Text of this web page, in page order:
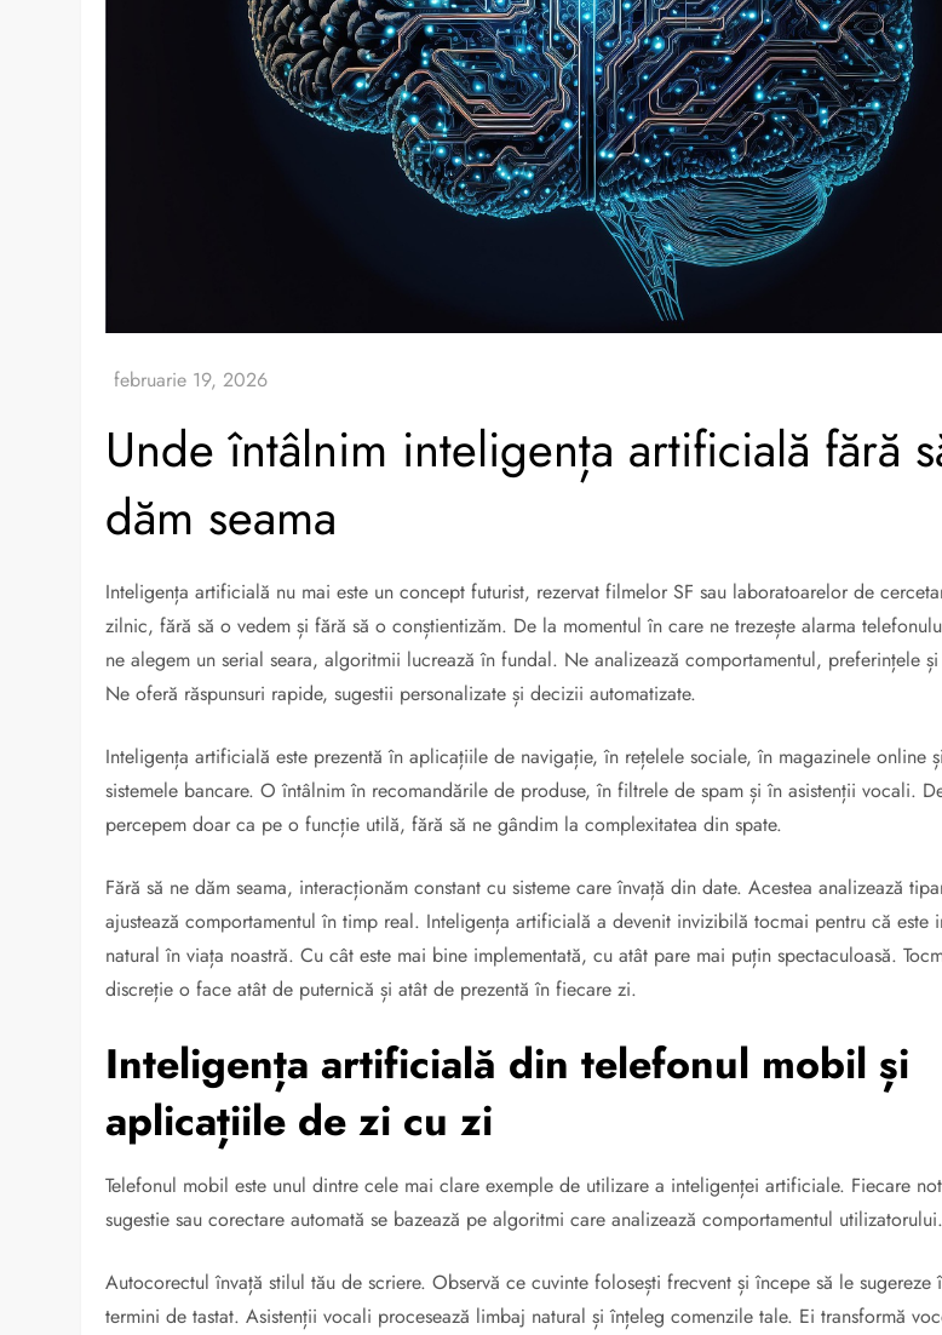
Unde întâlnim inteligența artificială fără
dăm seama
Inteligența artificială nu mai este un concept futurist, rezervat filmelor SF sau laboratoarelor de
zilnic, fără să o vedem și fără să o conștientizăm. De la momentul în care ne trezește alarma
ne alegem un serial seara, algoritmii lucrează în fundal. Ne analizează comportamentul, preferințele
Ne oferă răspunsuri rapide, sugestii personalizate și decizii automatizate.
Inteligența artificială este prezentă în aplicațiile de navigație, în rețelele sociale, în magazinele online
sistemele bancare. O întâlnim în recomandările de produse, în filtrele de spam și în asistenții vocali.
percepem doar ca pe o funcție utilă, fără să ne gândim la complexitatea din spate.
Fără să ne dăm seama, interacționăm constant cu sisteme care învață din date. Acestea analizează
ajustează comportamentul în timp real. Inteligența artificială a devenit invizibilă tocmai pentru că este
natural în viața noastră. Cu cât este mai bine implementată, cu atât pare mai puțin spectaculoasă.
discreție o face atât de puternică și atât de prezentă în fiecare zi.
Inteligența artificială din telefonul mobil și
aplicațiile de zi cu zi
Telefonul mobil este unul dintre cele mai clare exemple de utilizare a inteligenței artificiale. Fiecare
sugestie sau corectare automată se bazează pe algoritmi care analizează comportamentul utilizatorului.
Autocorectul învață stilul tău de scriere. Observă ce cuvinte folosești frecvent și începe să le sugereze
termini de tastat. Asistenții vocali procesează limbaj natural și înțeleg comenzile tale. Ei transformă